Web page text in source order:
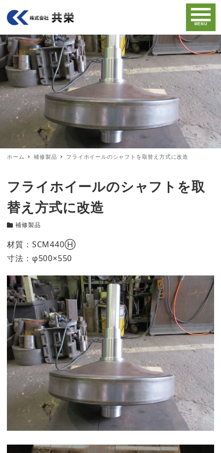
MENU
ホーム 補修製品 フライホイールのシャフトを取替え方式に改造
フライホイールのシャフトを取
替え方式に改造
カテゴリー
補修製品
材質：SCM440Ⓗ
寸法：φ500×550